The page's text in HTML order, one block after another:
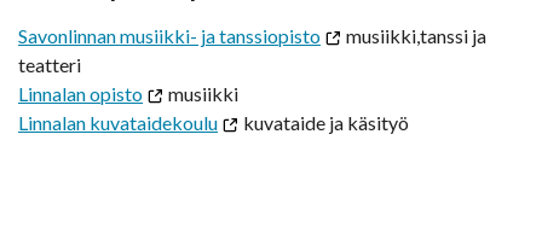
Savonlinnan musiikki- ja tanssiopisto
musiikki,tanssi ja
teatteri
Linnalan opisto
musiikki
Linnalan kuvataidekoulu
kuvataide ja käsityö